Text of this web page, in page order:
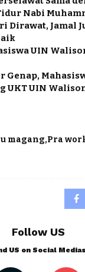
Nabi
Dirawat, Jamal
UIN
Genap,
UKT UIN
magang Pra
Follow US
US on Social Medias